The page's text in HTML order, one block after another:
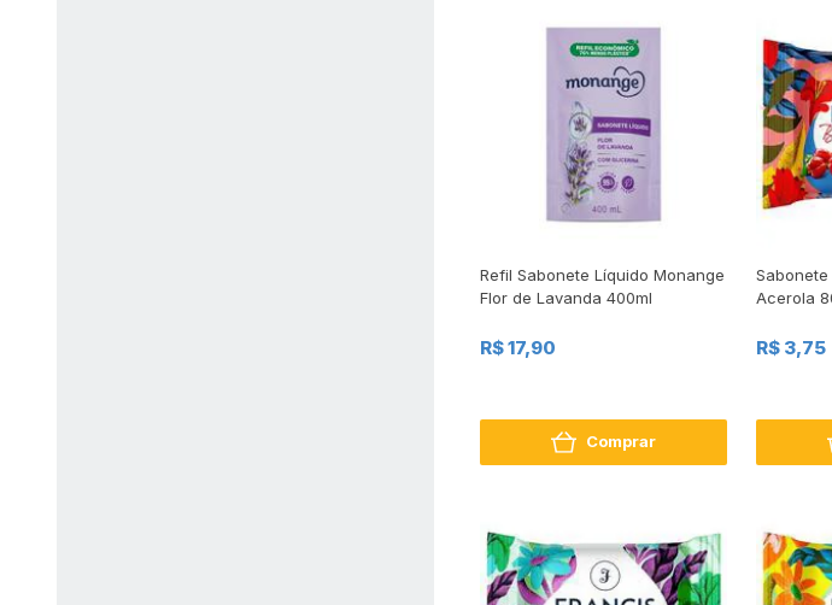
Refil Sabonete Líquido Monange
Flor de Lavanda 400ml
R$ 17,90
Comprar
Acerola
R$ 3,75